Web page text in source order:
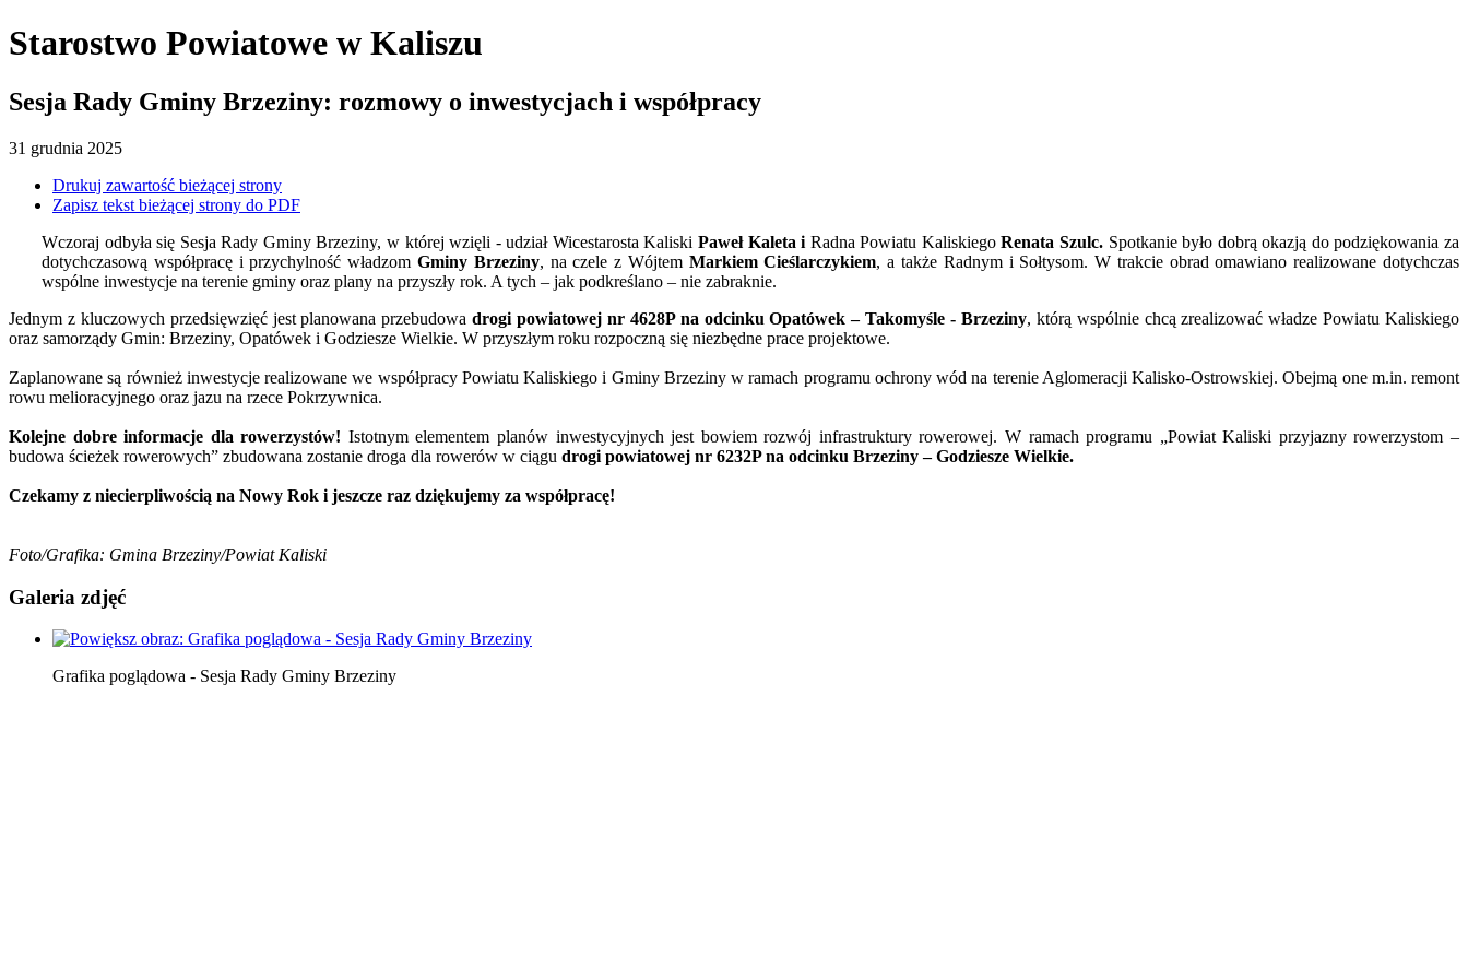
Starostwo Powiatowe w Kaliszu
Sesja Rady Gminy Brzeziny: rozmowy o inwestycjach i współpracy
31 grudnia 2025
Drukuj zawartość bieżącej strony
Zapisz tekst bieżącej strony do PDF
Wczoraj odbyła się Sesja Rady Gminy Brzeziny, w której wzięli - udział Wicestarosta Kaliski Paweł Kaleta i Radna Powiatu KaliskiegoRenata Szulc. Spotkanie było dobrą okazją do podziękowania za
dotychczasową współpracę i przychylność władzom Gminy Brzeziny, na czele z Wójtem Markiem Cieślarczykiem, a także Radnym i Sołtysom. W trakcie obrad omawiano realizowane dotychczas
wspólne inwestycje na terenie gminy oraz plany na przyszły rok. A tych – jak podkreślano – nie zabraknie.
Jednym z kluczowych przedsięwzięć jest planowana przebudowadrogi powiatowej nr 4628P na odcinku Opatówek – Takomyśle - Brzeziny, którą wspólnie chcą zrealizować władze Powiatu Kaliskiego
oraz samorządy Gmin: Brzeziny, Opatówek i Godziesze Wielkie. W przyszłym roku rozpoczną się niezbędne prace projektowe.
Zaplanowane są również inwestycje realizowane we współpracy Powiatu Kaliskiego i Gminy Brzeziny w ramach programu ochrony wód na terenie Aglomeracji Kalisko-Ostrowskiej. Obejmą one m.in. remont
rowu melioracyjnego oraz jazu na rzece Pokrzywnica.
Kolejne dobre informacje dla rowerzystów! Istotnym elementem planów inwestycyjnych jest bowiem rozwój infrastruktury rowerowej. W ramach programu „Powiat Kaliski przyjazny rowerzystom –
budowa ścieżek rowerowych” zbudowana zostanie droga dla rowerów w ciągu drogi powiatowej nr 6232P na odcinku Brzeziny – Godziesze Wielkie.
Czekamy z niecierpliwością na Nowy Rok i jeszcze raz dziękujemy za współpracę!
Foto/Grafika: Gmina Brzeziny/Powiat Kaliski
Galeria zdjęć
Grafika poglądowa - Sesja Rady Gminy Brzeziny